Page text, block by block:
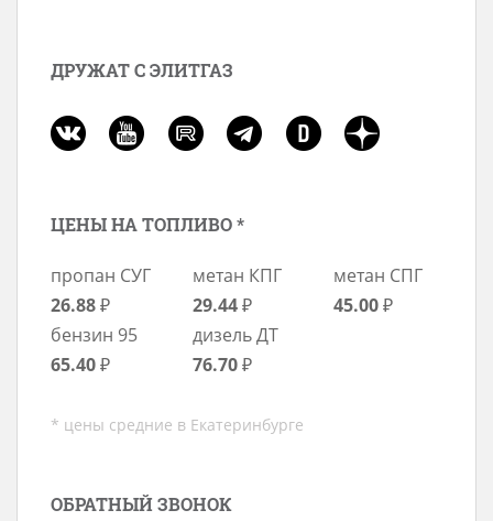
ДРУЖАТ С ЭЛИТГАЗ
ЦЕНЫ НА ТОПЛИВО *
пропан СУГ
26.88₽
метан КПГ
29.44₽
метан СПГ
45.00₽
бензин 95
65.40₽
дизель ДТ
76.70₽
* цены средние в Екатеринбурге
ОБРАТНЫЙ ЗВОНОК